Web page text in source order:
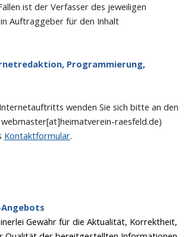
ist der Verfasser des jeweiligen
Auftraggeber für den Inhalt
Programmierung,
wenden Sie sich bitte an den
raesfeld.de)
Kontaktformular.
Gewähr für die Aktualität, Korrektheit,